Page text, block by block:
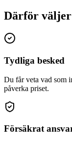
Därför
Tydliga besked
Du får veta vad som
påverka priset.
Försäkrat